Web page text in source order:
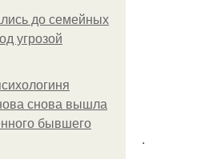
до семейных
угрозой
снова вышла
бывшего
.